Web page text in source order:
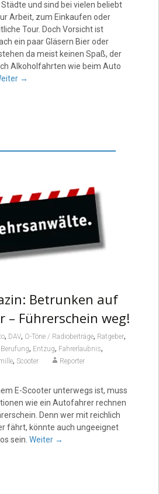
und sind bei vielen beliebt
Arbeit, zum Einkaufen oder
Tour. Doch Vorsicht ist
ein paar Gläsern Bier oder
da meist keinen Spaß, der
Alkoholfahrten wie beim Auto
→
Betrunken auf
– Führerschein weg!
, DAV, O-Töne / Radiobeiträge, Ratgeber,
Berufung, Entzug, Fahrerlaubnis,
, Scooter Reporter
E-Scooter unterwegs ist, muss
wie ein Autofahrer rechnen
Denn wer mit reichlich
fährt, könnte auch ungeeignet
sein. Weiter →